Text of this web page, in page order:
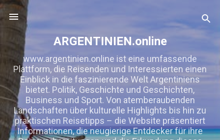
ARGENTINIEN.online
www.argentinien.online ist eine umfassende
Plattform, die Reisenden und Interessierten einen
Einblick in die faszinierende Welt Argentiniens
bietet. Politik, Geschichte und Geschichten,
Business und Sport. Von atemberaubenden
Landschaften über kulturelle Highlights bis hin zu
praktischen Reisetipps – die Website präsentiert
Informationen, die neugierige Entdecker für ihre